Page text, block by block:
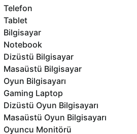
Telefon
Tablet
Bilgisayar
Notebook
Dizüstü Bilgisayar
Masaüstü Bilgisayar
Oyun Bilgisayarı
Gaming Laptop
Dizüstü Oyun Bilgisayarı
Masaüstü Oyun Bilgisayarı
Oyuncu Monitörü